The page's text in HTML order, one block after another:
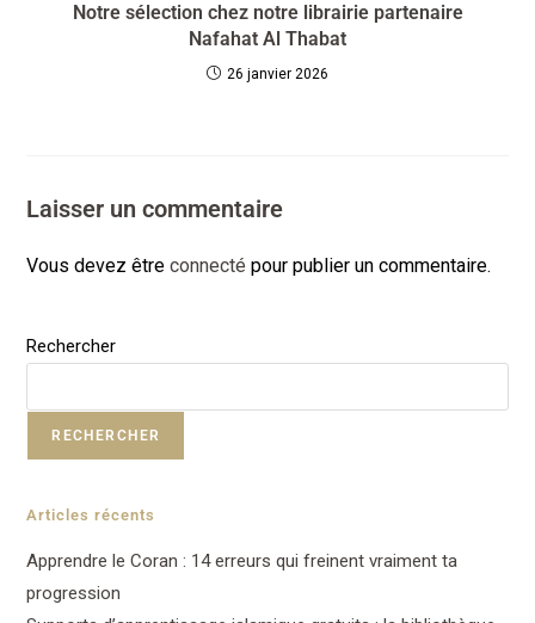
Notre sélection chez notre librairie partenaire
Nafahat Al Thabat
26 janvier 2026
Laisser un commentaire
Vous devez êtreconnecté pour publier un commentaire.
Rechercher
RECHERCHER
Articles récents
Apprendre le Coran : 14 erreurs qui freinent vraiment ta
progression